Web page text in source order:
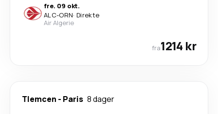
fre. 09 okt.
ALC-ORN· Direkte
Air Algerie
fra1214 kr
Tlemcen - Paris 8 dager